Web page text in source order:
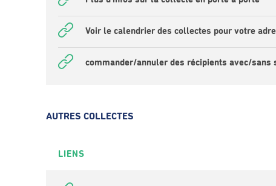
Voir le calendrier des collectes pour votre
commander/annuler des récipients avec/sans
AUTRES COLLECTES
LIENS